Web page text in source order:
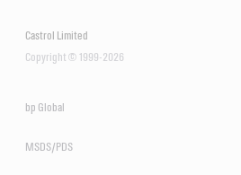
Castrol Limited
Copyright © 1999-2026
bp Global
MSDS/PDS